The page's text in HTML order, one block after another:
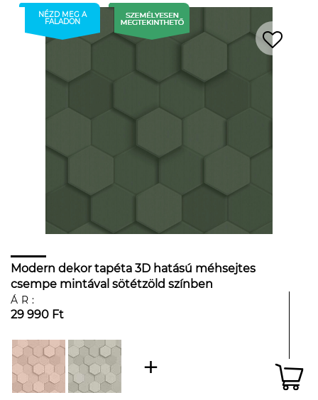
NÉZD MEG A
FALADON
Modern dekor tapéta 3D hatású méhsejtes
csempe mintával sötétzöld színben
ÁR:
29 990 Ft